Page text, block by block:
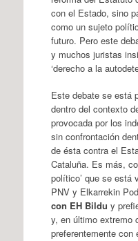
con el Estado, sino
como un sujeto
futuro. Pero este
y muchos juristas
‘derecho a la
Este debate se está
dentro del contexto
provocada por los
sin confrontación
de ésta contra el
Cataluña. Es más,
político’ que se está
PNV y Elkarrekin
con EH Bildu y
y, en último extremo
preferentemente